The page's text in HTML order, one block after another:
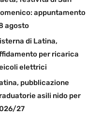
appuntamento
agosto
di Latina,
per ricarica
elettrici
pubblicazione
asili nido per
27